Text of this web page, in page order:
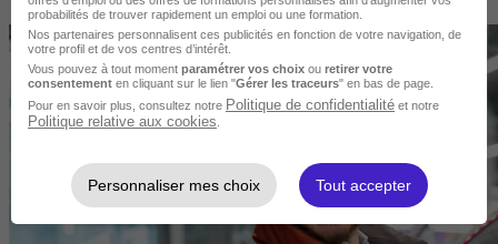
probabilités de trouver rapidement un emploi ou une formation.
Nos partenaires personnalisent ces publicités en fonction de votre navigation, de
votre profil et de vos centres d’intérêt.
Vous pouvez à tout moment paramétrer vos choix ou retirer votre
consentement en cliquant sur le lien "Gérer les traceurs" en bas de page.
Pour en savoir plus, consultez notre Politique de confidentialité et notre
Politique relative aux cookies
Personnaliser mes choix Tout accepter